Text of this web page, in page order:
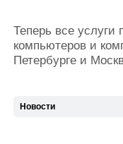
Теперь все
компьютеров и
Петербурге и
Новости